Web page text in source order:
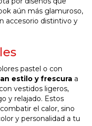
aún más glamuroso,
accesorio distintivo y
pastel o con
estilo y frescura a
vestidos ligeros,
y relajado. Estos
el calor, sino
y personalidad a tu